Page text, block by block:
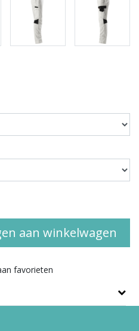
aan winkelwagen
favorieten